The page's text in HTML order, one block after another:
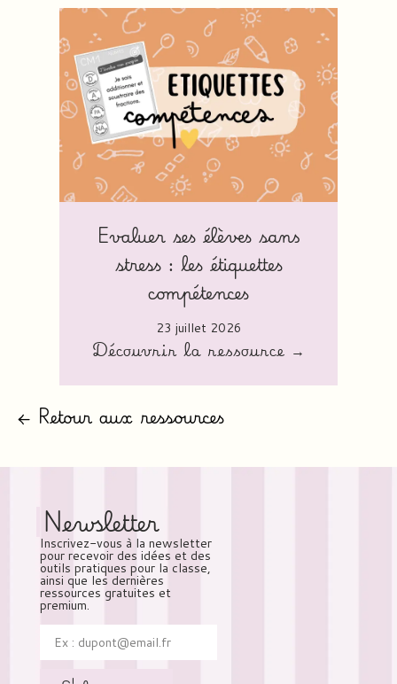
Evaluer ses élèves sans
stress : les étiquettes
compétences
23 juillet 2026
Découvrir la ressource →
← Retour aux ressources
Newsletter
Inscrivez-vous à la newsletter
pour recevoir des idées et des
outils pratiques pour la classe,
ainsi que les dernières
ressources gratuites et
premium.